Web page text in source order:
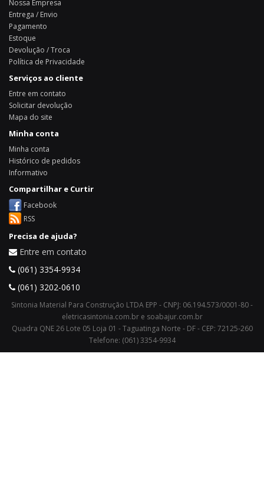
Nossa Empresa
Entrega / Envio
Pagamento
Estoque
Devolução / Troca
Política de Privacidade
Serviços ao cliente
Entre em contato
Solicitar devolução
Mapa do site
Minha conta
Minha conta
Histórico de pedidos
Informativo
Compartilhar e Curtir
Facebook
RSS
Precisa de ajuda?
Entre em contato
(061) 3354-9934
(061) 3202-0610
Sintonia Material Para Construção LTDA EPP - CNPJ: 06.194.573/0001-80 -
eletricasintonia.com.br e soabajur.com.br
Quadra QNE 26 Lote 05 Loja 01 - Taguatinga Norte - DF - CEP: 72125-260
Telefone: (061) 3354-9934